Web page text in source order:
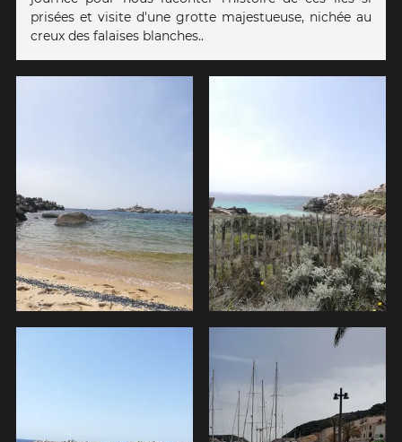
prisées et visite d'une grotte majestueuse, nichée au
creux des falaises blanches..